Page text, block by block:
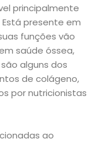
principalmente
presente em
funções vão
saúde óssea,
alguns dos
de colágeno,
por nutricionistas
ao